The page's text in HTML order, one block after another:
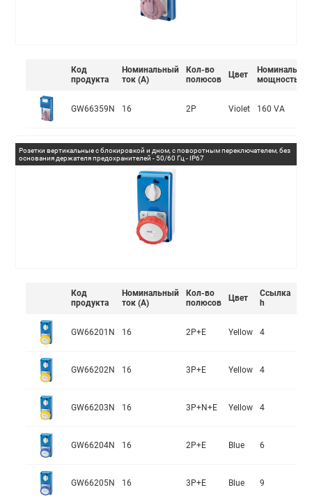
Код
продукта
Номинальный
ток (А)
Кол-во
полюсов
Цвет
Номинальная
мощность
GW66359N 16 2P Violet 160 VA
Розетки вертикальные с блокировкой и дном, с поворотным переключателем, без
основания держателя предохранителей - 50/60 Гц - IP67
Код
продукта
Номинальный
ток (А)
Кол-во
полюсов
Цвет
Ссылка
h
GW66201N 16 2P+E Yellow 4
GW66202N 16 3P+E Yellow 4
GW66203N 16 3P+N+E Yellow 4
GW66204N 16 2P+E Blue 6
GW66205N 16 3P+E Blue 9